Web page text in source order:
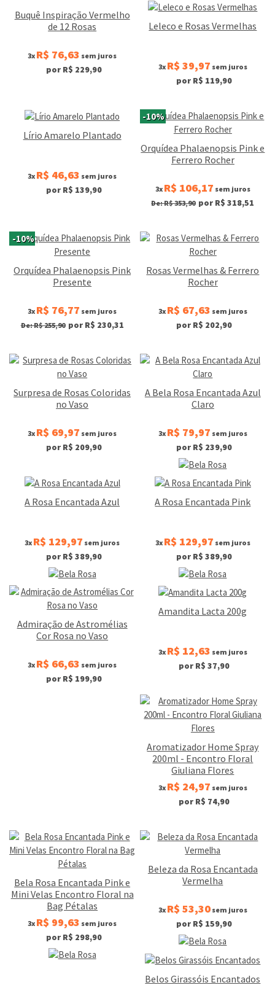
Buquê Inspiração Vermelho
de 12 Rosas
3x R$ 76,63 sem juros
por R$ 229,90
Leleco e Rosas Vermelhas
3x R$ 39,97 sem juros
por R$ 119,90
Lírio Amarelo Plantado
3x R$ 46,63 sem juros
por R$ 139,90
-10%
Orquídea Phalaenopsis Pink e
Ferrero Rocher
3x R$ 106,17 sem juros
De: R$ 353,90 por R$ 318,51
-10%
Orquídea Phalaenopsis Pink
Presente
3x R$ 76,77 sem juros
De: R$ 255,90 por R$ 230,31
Rosas Vermelhas & Ferrero
Rocher
3x R$ 67,63 sem juros
por R$ 202,90
Surpresa de Rosas Coloridas
no Vaso
3x R$ 69,97 sem juros
por R$ 209,90
A Bela Rosa Encantada Azul
Claro
3x R$ 79,97 sem juros
por R$ 239,90
A Rosa Encantada Azul
3x R$ 129,97 sem juros
por R$ 389,90
A Rosa Encantada Pink
3x R$ 129,97 sem juros
por R$ 389,90
Admiração de Astromélias
Cor Rosa no Vaso
3x R$ 66,63 sem juros
por R$ 199,90
Amandita Lacta 200g
3x R$ 12,63 sem juros
por R$ 37,90
Aromatizador Home Spray
200ml - Encontro Floral
Giuliana Flores
3x R$ 24,97 sem juros
por R$ 74,90
Bela Rosa Encantada Pink e
Mini Velas Encontro Floral na
Bag Pétalas
3x R$ 99,63 sem juros
por R$ 298,90
Beleza da Rosa Encantada
Vermelha
3x R$ 53,30sem juros
por R$ 159,90
Belos Girassóis Encantados